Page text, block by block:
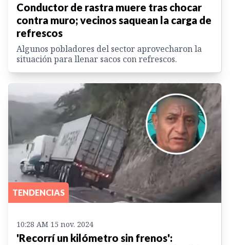
Conductor de rastra muere tras chocar
contra muro; vecinos saquean la carga de
refrescos
Algunos pobladores del sector aprovecharon la
situación para llenar sacos con refrescos.
TENDENCIAS
10:28 AM 15 nov. 2024
'Recorrí un kilómetro sin frenos':